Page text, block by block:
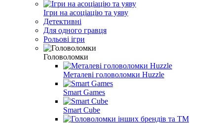
Ігри на асоціацію та уяву
Детективні
Для одного гравця
Рольові ігри
Головоломки
Металеві головоломки Huzzle
Smart Games
Smart Cube